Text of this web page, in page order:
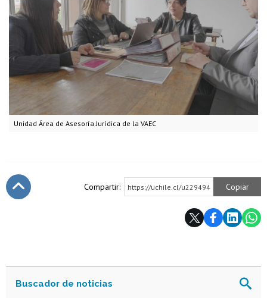
Unidad Área de Asesoría Jurídica de la VAEC
Compartir: https://uchile.cl/u229494 Copiar